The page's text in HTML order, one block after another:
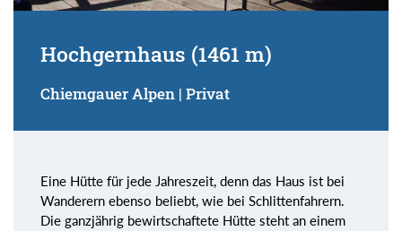
Hochgernhaus (1461 m)
Chiemgauer Alpen | Privat
Eine Hütte für jede Jahreszeit, denn das Haus ist bei
Wanderern ebenso beliebt, wie bei Schlittenfahrern.
Die ganzjährig bewirtschaftete Hütte steht an einem